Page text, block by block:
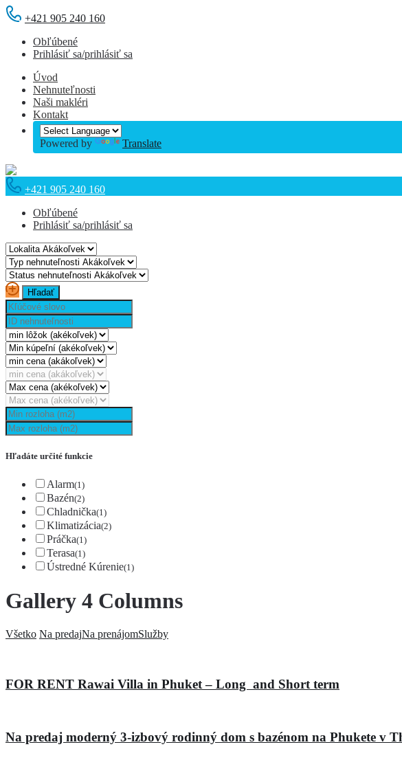
+421 905 240 160
Obľúbené
Prihlásiť sa/prihlásiť sa
Úvod
Nehnuteľnosti
Naši makléri
Kontakt
Powered by Translate
+421 905 240 160
Obľúbené
Prihlásiť sa/prihlásiť sa
Hľadáte určité funkcie
Alarm(1)
Bazén(2)
Chladnička(1)
Klimatizácia(2)
Práčka(1)
Terasa(1)
Ústredné Kúrenie(1)
Gallery 4 Columns
Všetko Na predajNa prenájomSlužby
FOR RENT Rawai Villa in Phuket – Long and Short term
Na predaj moderný 3-izbový rodinný dom s bazénom na Phukete v